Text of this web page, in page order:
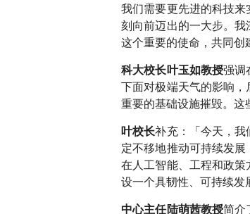
我们需要更先进的科技
刻向前迈出的一大步。
这个重要的使命，共同创
科大校长叶玉如教授强调
下面对极端天气的影响
重要的基础设施摧毁。这
叶校长补充：「今天，
定不移地推动可持续发
在人工智能、工程和政
设一个具韧性、可持续发
中心主任陆萌茜教授简介